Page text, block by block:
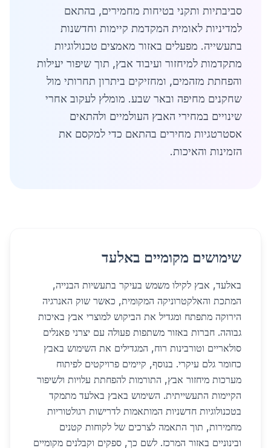
סביבתיות ותקני בטיחות מחמירים, בהתאם
למדיניות לאומית המקדמת קיימות וחדשנות
בתעשייה. מפעלים באזור מאמצים טכנולוגיות
מתקדמות למיחזור ועיבוד אבץ, תוך שיפור יעילות
והפחתת מזהמים, ומחזיקים ביתרון תחרותי מול
שחקנים מחיפה ובאר שבע. מומלץ לעקוב אחרי
שינויים במחירי האבץ העולמיים ולהתאים
אסטרטגיות מחירים בהתאם כדי למקסם את
הזמינות והאיכות.
שימושים מקומיים באלעד
באלעד, אבץ לקילו משמש בעיקר בתעשיות הבנייה,
המתכת והאלקטרוניקה המקומית, כאשר שוק האנרגיה
הירוקה מתפתח ומגדיל את הביקוש למוצרי אבץ באיכות
גבוהה. חברות באזור משתפות פעולה עם יצרני פאנלים
סולאריים וטורבינות רוח, המגדילים את השימוש באבץ
כחומר גלם עיקרי. בנוסף, קיימים פרויקטים לפיתוח
מערכות מיחזור אבץ, התורמות להפחתת עלויות ולשיפור
הקיימות התעשייתית. השימוש באבץ באלעד מתמקד
בטכנולוגיות חדשניות המותאמות לדרישות רגולטוריות
מחמירות, תוך התאמה לצרכים של לקוחות קטנים
ובינוניים באזור המרכז. לשם כך, ספקים וקבלנים מקומיים